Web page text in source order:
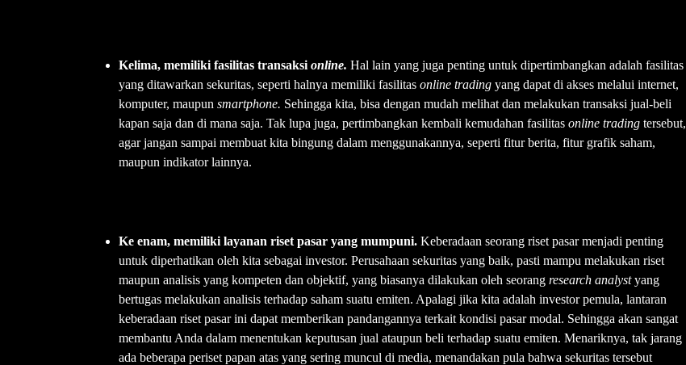
Kelima, memiliki fasilitas transaksi online. Hal lain yang juga penting untuk dipertimbangkan adalah fasilitas
yang ditawarkan sekuritas, seperti halnya memiliki fasilitas online trading yang dapat di akses melalui internet,
komputer, maupun smartphone. Sehingga kita, bisa dengan mudah melihat dan melakukan transaksi jual-beli
kapan saja dan di mana saja. Tak lupa juga, pertimbangkan kembali kemudahan fasilitas online trading tersebut,
agar jangan sampai membuat kita bingung dalam menggunakannya, seperti fitur berita, fitur grafik saham,
maupun indikator lainnya.
Ke enam, memiliki layanan riset pasar yang mumpuni. Keberadaan seorang riset pasar menjadi penting
untuk diperhatikan oleh kita sebagai investor. Perusahaan sekuritas yang baik, pasti mampu melakukan riset
maupun analisis yang kompeten dan objektif, yang biasanya dilakukan oleh seorang research analystyang
bertugas melakukan analisis terhadap saham suatu emiten. Apalagi jika kita adalah investor pemula, lantaran
keberadaan riset pasar ini dapat memberikan pandangannya terkait kondisi pasar modal. Sehingga akan sangat
membantu Anda dalam menentukan keputusan jual ataupun beli terhadap suatu emiten. Menariknya, tak jarang
ada beberapa periset papan atas yang sering muncul di media, menandakan pula bahwa sekuritas tersebut